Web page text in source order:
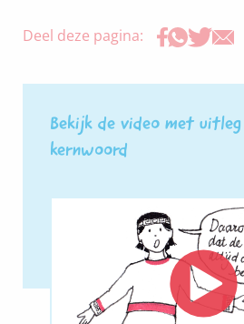
Deel deze pagina:
Bekijk de video met
kernwoord